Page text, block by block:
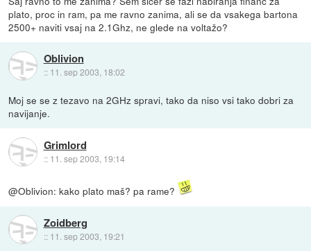
plato, proc in ram, pa me ravno zanima, ali se da vsakega bartona
2500+ naviti vsaj na 2.1Ghz, ne glede na voltažo?
Oblivion
:: 11. sep 2003, 18:02
Moj se se z tezavo na 2GHz spravi, tako da niso vsi tako dobri za
navijanje.
Grimlord
:: 11. sep 2003, 19:14
@Oblivion: kako plato maš? pa rame?
Zoidberg
:: 11. sep 2003, 19:21